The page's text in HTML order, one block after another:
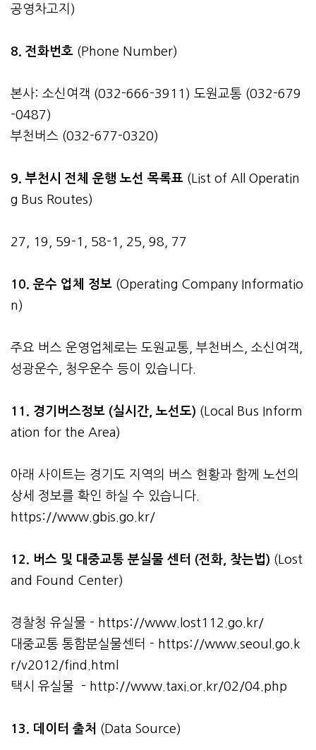
공영차고지)
8. 전화번호 (Phone Number)
본사: 소신여객 (032-666-3911) 도원교통 (032-679
-0487)
부천버스 (032-677-0320)
9. 부천시 전체 운행 노선 목록표 (List of All Operatin
g Bus Routes)
27, 19, 59-1, 58-1, 25, 98, 77
10. 운수 업체 정보 (Operating Company Informatio
n)
주요 버스 운영업체로는 도원교통, 부천버스, 소신여객,
성광운수, 청우운수 등이 있습니다.
11. 경기버스정보 (실시간, 노선도) (Local Bus Inform
ation for the Area)
아래 사이트는 경기도 지역의 버스 현황과 함께 노선의
상세 정보를 확인 하실 수 있습니다.
https://www.gbis.go.kr/
12. 버스 및 대중교통 분실물 센터 (전화, 찾는법) (Lost
and Found Center)
경찰청 유실물 - https://www.lost112.go.kr/
대중교통 통합분실물센터 - https://www.seoul.go.k
r/v2012/find.html
택시 유실물 - http://www.taxi.or.kr/02/04.php
13. 데이터 출처 (Data Source)